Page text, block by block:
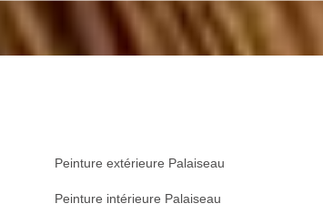
Peinture extérieure Palaiseau
Peinture intérieure Palaiseau